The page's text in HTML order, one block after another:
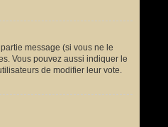
message (si vous ne le
Vous pouvez aussi indiquer le
de modifier leur vote.